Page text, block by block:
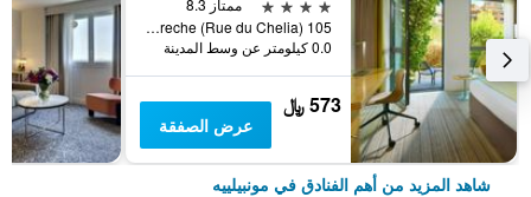
ممتاز 8.3
105 Place Georges Freche (Rue du Chelia), مونبيلييه, إقليم هيرولت, فرنسا
0.0 كيلومتر عن وسط المدينة
573 ﷼
عرض الصفقة
شاهد المزيد من أهم الفنادق في مونبيلييه